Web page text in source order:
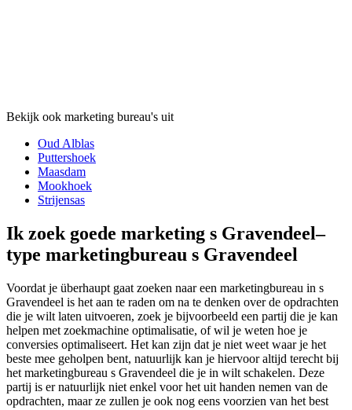
Bekijk ook marketing bureau's uit
Oud Alblas
Puttershoek
Maasdam
Mookhoek
Strijensas
Ik zoek goede marketing s Gravendeel–
type marketingbureau s Gravendeel
Voordat je überhaupt gaat zoeken naar een marketingbureau in s
Gravendeel is het aan te raden om na te denken over de opdrachten
die je wilt laten uitvoeren, zoek je bijvoorbeeld een partij die je kan
helpen met zoekmachine optimalisatie, of wil je weten hoe je
conversies optimaliseert. Het kan zijn dat je niet weet waar je het
beste mee geholpen bent, natuurlijk kan je hiervoor altijd terecht bij
het marketingbureau s Gravendeel die je in wilt schakelen. Deze
partij is er natuurlijk niet enkel voor het uit handen nemen van de
opdrachten, maar ze zullen je ook nog eens voorzien van het best